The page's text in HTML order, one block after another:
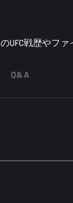
UFC戦歴やファ
Q&A